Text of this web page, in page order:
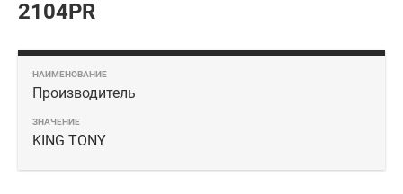
2104PR
Производитель
KING TONY